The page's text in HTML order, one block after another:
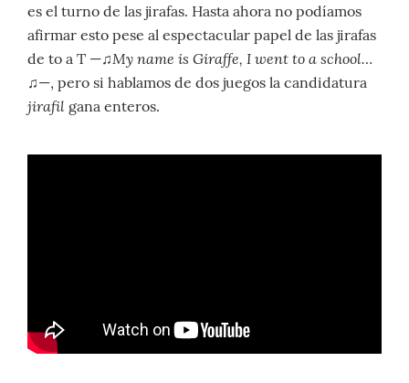
es el turno de las jirafas. Hasta ahora no podíamos
afirmar esto pese al espectacular papel de las jirafas
de to a T —♫My name is Giraffe, I went to a school…
♫—, pero si hablamos de dos juegos la candidatura
jirafil gana enteros.